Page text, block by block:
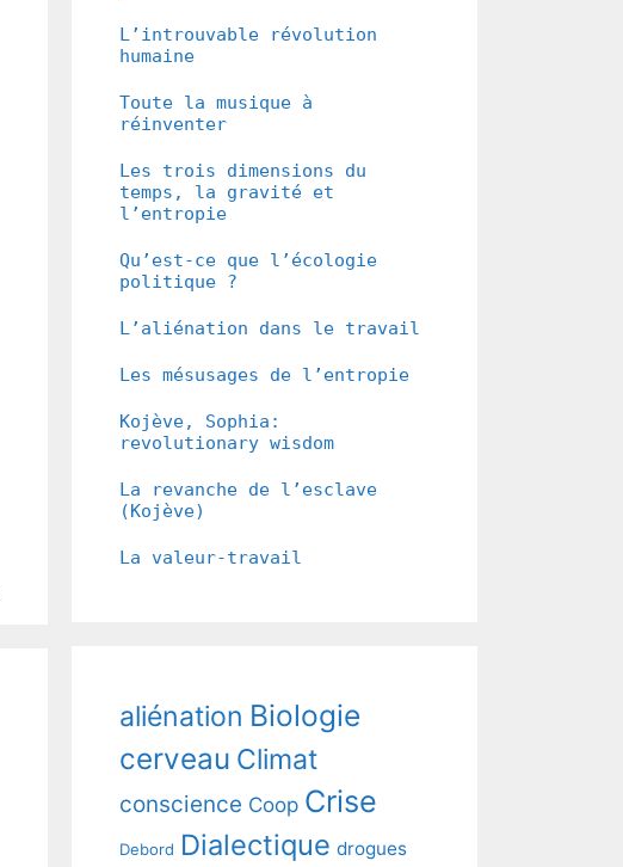
L’introuvable révolution
humaine
Toute la musique à
réinventer
Les trois dimensions du
temps, la gravité et
l’entropie
Qu’est-ce que l’écologie
politique ?
L’aliénation dans le travail
Les mésusages de l’entropie
Kojève, Sophia:
revolutionary wisdom
La revanche de l’esclave
(Kojève)
La valeur-travail
aliénation Biologie
cerveau Climat
conscience Coop Crise
Debord Dialectique drogues